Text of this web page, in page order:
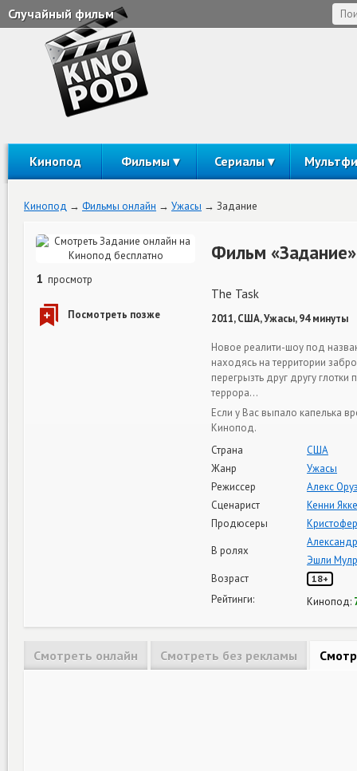
Случайный фильм
Кинопод Фильмы Сериалы
Кинопод Фильмы онлайн Ужасы Задание
1 просмотр
Фильм
The Task
2011, США, Ужасы, 94 минуты
Новое реалити-шоу под
находясь на территории
перегрызть друг другу
террора…
Если у Вас выпало капелька
Кинопод.
Страна
США
Жанр
Ужасы
Режиссер
Алекс
Сценарист
Кенни
Продюсеры
В ролях
Эшли
Возраст
18+
Рейтинги: Кинопод:
Смотреть онлайн Смотреть без рекламы